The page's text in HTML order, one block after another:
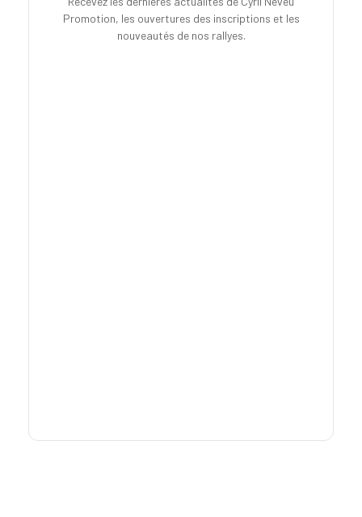
Promotion, les ouvertures des inscriptions et les
nouveautés de nos rallyes.